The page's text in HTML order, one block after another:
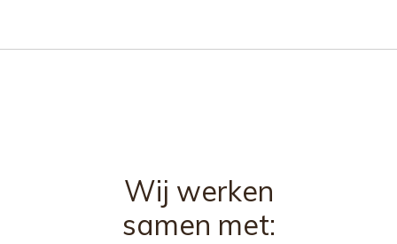
Wij werken
samen met: